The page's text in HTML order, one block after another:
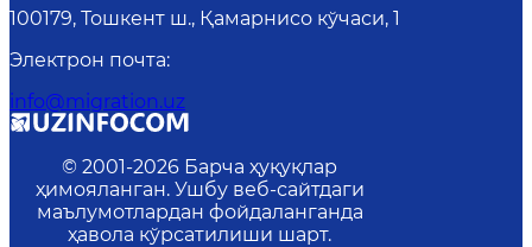
100179, Тошкент ш., Қамарнисо кўчаси, 1
Электрон почта:
info@migration.uz
© 2001-2026 Барча ҳуқуқлар
ҳимояланган. Ушбу веб-сайтдаги
маълумотлардан фойдаланганда
ҳавола кўрсатилиши шарт.